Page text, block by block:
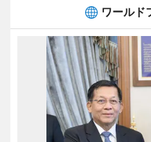
ワールド